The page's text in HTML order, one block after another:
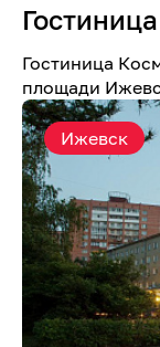
Гостиница
площади
Ижевск